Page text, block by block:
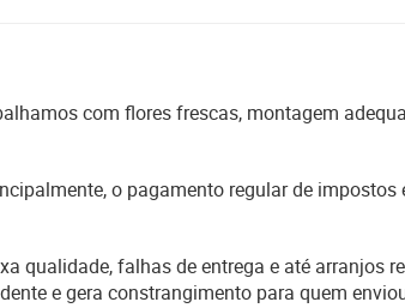
com flores frescas, montagem
o pagamento regular de
qualidade, falhas de entrega e até arranjos
e gera constrangimento para quem